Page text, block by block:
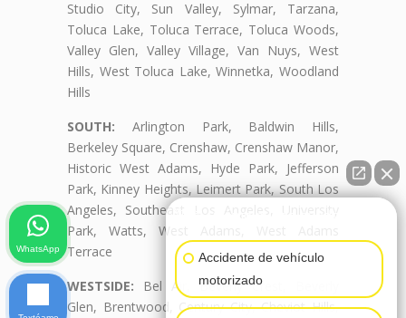
Studio City, Sun Valley, Sylmar, Tarzana,
Toluca Lake, Toluca Terrace, Toluca Woods,
Valley Glen, Valley Village, Van Nuys, West
Hills, West Toluca Lake, Winnetka, Woodland
Hills
SOUTH: Arlington Park, Baldwin Hills,
Berkeley Square, Crenshaw, Crenshaw Manor,
Historic West Adams, Hyde Park, Jefferson
Park, Kinney Heights, Leimert Park, South Los
Angeles, Southeast Los Angeles, University
Park, Watts, West Adams, West Adams
Terrace
WESTSIDE: Bel Air, Beverly Crest, Beverly
Glen, Brentwood, Century City, Cheviot Hills,
Accidente de vehículo
motorizado
WhatsApp